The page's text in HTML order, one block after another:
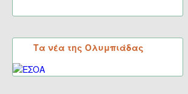
Τα νέα της Ολυμπιάδας